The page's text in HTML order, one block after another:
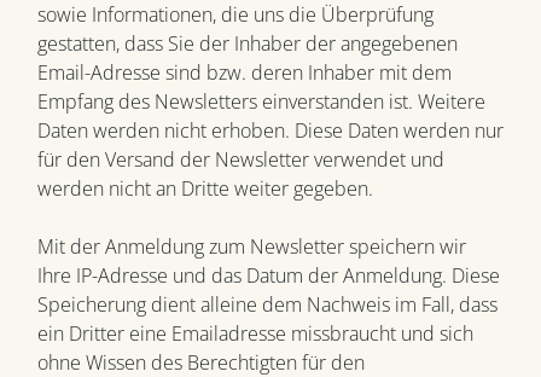
sowie Informationen, die uns die Überprüfung
gestatten, dass Sie der Inhaber der angegebenen
Email-Adresse sind bzw. deren Inhaber mit dem
Empfang des Newsletters einverstanden ist. Weitere
Daten werden nicht erhoben. Diese Daten werden nur
für den Versand der Newsletter verwendet und
werden nicht an Dritte weiter gegeben.
Mit der Anmeldung zum Newsletter speichern wir
Ihre IP-Adresse und das Datum der Anmeldung. Diese
Speicherung dient alleine dem Nachweis im Fall, dass
ein Dritter eine Emailadresse missbraucht und sich
ohne Wissen des Berechtigten für den